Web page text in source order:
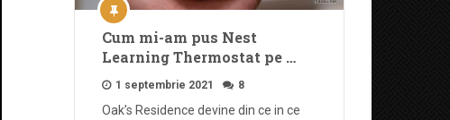
Cum mi-am pus Nest
Learning Thermostat pe …
1 septembrie 2021 8
Oak’s Residence devine din ce in ce